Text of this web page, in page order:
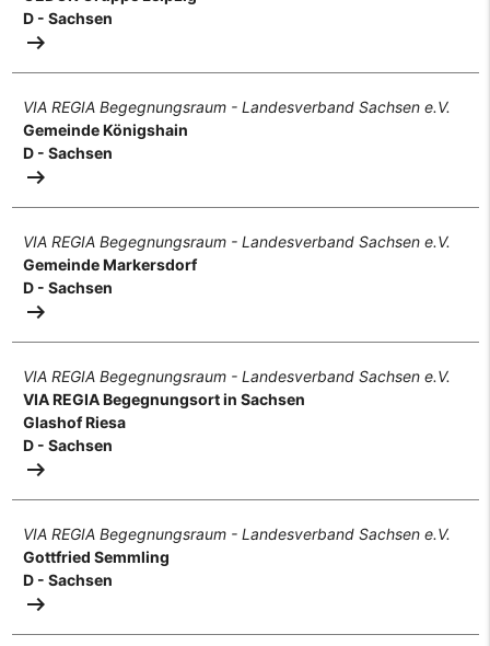
D - Sachsen
arrow_right_alt
VIA REGIA Begegnungsraum - Landesverband Sachsen e.V.
Gemeinde Königshain
D - Sachsen
arrow_right_alt
VIA REGIA Begegnungsraum - Landesverband Sachsen e.V.
Gemeinde Markersdorf
D - Sachsen
arrow_right_alt
VIA REGIA Begegnungsraum - Landesverband Sachsen e.V.
VIA REGIA Begegnungsort in Sachsen
Glashof Riesa
D - Sachsen
arrow_right_alt
VIA REGIA Begegnungsraum - Landesverband Sachsen e.V.
Gottfried Semmling
D - Sachsen
arrow_right_alt